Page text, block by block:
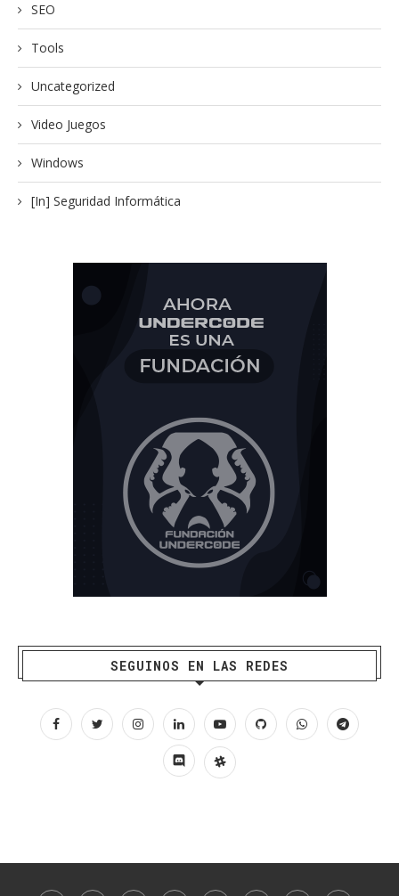
SEO
Tools
Uncategorized
Video Juegos
Windows
[In] Seguridad Informática
SEGUINOS EN LAS REDES